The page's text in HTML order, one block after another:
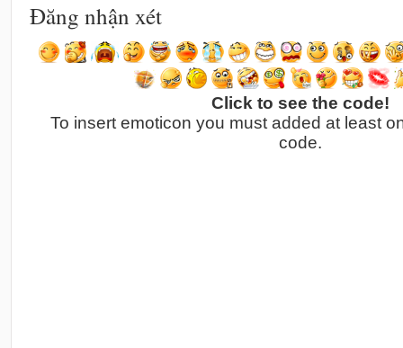
Đăng nhận xét
Click to see the code!
To insert emoticon you must added at least
code.